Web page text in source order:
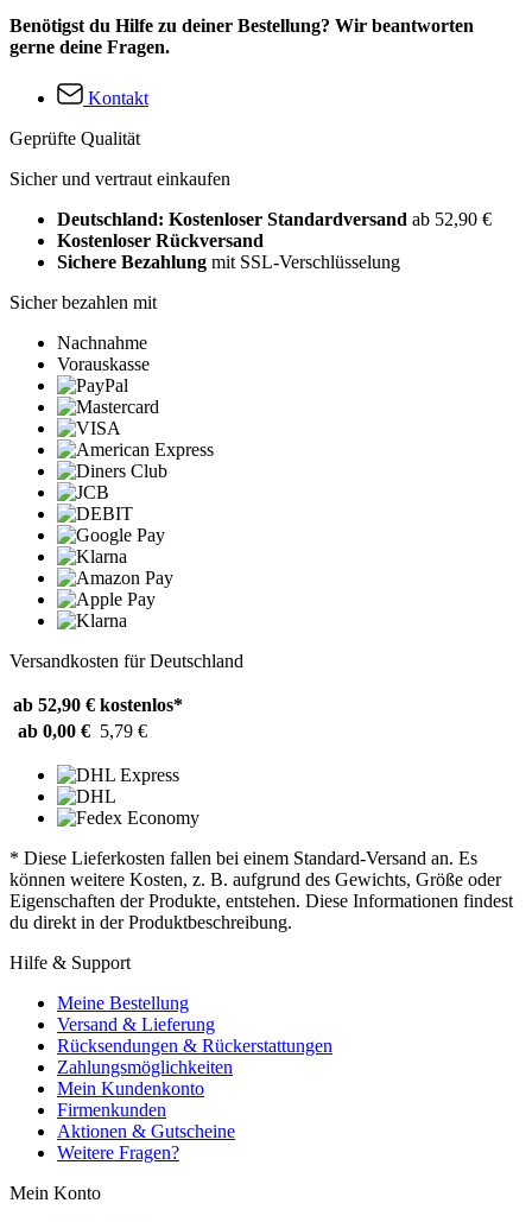
Benötigst du Hilfe zu deiner Bestellung? Wir beantworten
gerne deine Fragen.
Kontakt
Geprüfte Qualität
Sicher und vertraut einkaufen
Deutschland: Kostenloser Standardversand ab 52,90 €
Kostenloser Rückversand
Sichere Bezahlung mit SSL-Verschlüsselung
Sicher bezahlen mit
Nachnahme
Vorauskasse
Versandkosten für Deutschland
ab 52,90 € kostenlos*
ab 0,00 € 5,79 €
* Diese Lieferkosten fallen bei einem Standard-Versand an. Es
können weitere Kosten, z. B. aufgrund des Gewichts, Größe oder
Eigenschaften der Produkte, entstehen. Diese Informationen findest
du direkt in der Produktbeschreibung.
Hilfe & Support
Meine Bestellung
Versand & Lieferung
Rücksendungen & Rückerstattungen
Zahlungsmöglichkeiten
Mein Kundenkonto
Firmenkunden
Aktionen & Gutscheine
Weitere Fragen?
Mein Konto